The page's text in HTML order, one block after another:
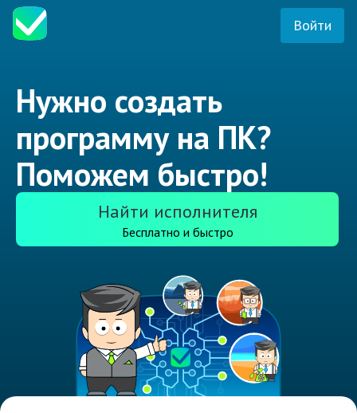
Войти
Нужно создать
программу на ПК?
Поможем быстро!
Найти исполнителя
Бесплатно и быстро